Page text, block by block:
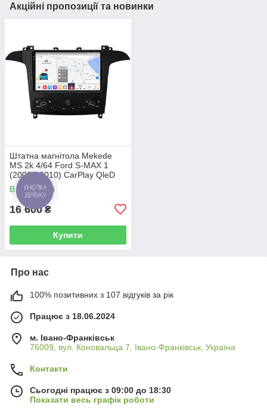
Акційні пропозиції та новинки
Штатна магнітола Mekede
MS 2k 4/64 Ford S-MAX 1
(2006 - 2010) CarPlay QleD
В наявності
16 600₴
Купити
Про нас
100% позитивних з 107 відгуків за рік
Працює з 18.06.2024
м. Івано-Франківськ
76009, вул. Коновальца 7, Івано-Франківськ, Україна
Контакти
Сьогодні працює з 09:00 до 18:30
Показати весь графік роботи